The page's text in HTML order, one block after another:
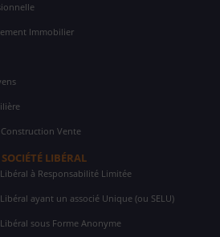
Immobilier
Construction Vente
LIBÉRAL
à Responsabilité Limitée
ayant un associé Unique (ou SELU)
sous Forme Anonyme